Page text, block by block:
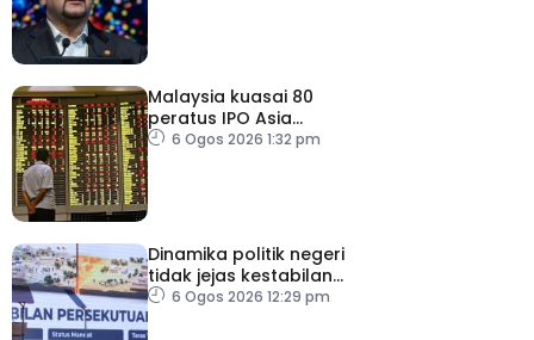
Malaysia kuasai 80
peratus IPO Asia
Tenggara, kumpul AS$1.4
6 Ogos 2026 1:32 pm
Dinamika politik negeri
tidak jejas kestabilan
Kerajaan Perpaduan
6 Ogos 2026 12:29 pm